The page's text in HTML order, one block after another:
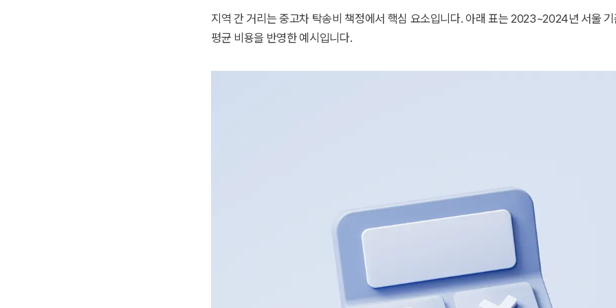
지역 간 거리는 중고차 탁송비 책정에서 핵심 요소입니다. 아래 표는 2023~2024년 서울
평균 비용을 반영한 예시입니다.